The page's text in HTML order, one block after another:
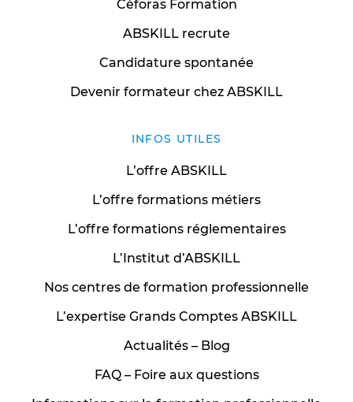
Céforas Formation
ABSKILL recrute
Candidature spontanée
Devenir formateur chez ABSKILL
INFOS UTILES
L’offre ABSKILL
L’offre formations métiers
L’offre formations réglementaires
L’Institut d’ABSKILL
Nos centres de formation professionnelle
L’expertise Grands Comptes ABSKILL
Actualités – Blog
FAQ – Foire aux questions